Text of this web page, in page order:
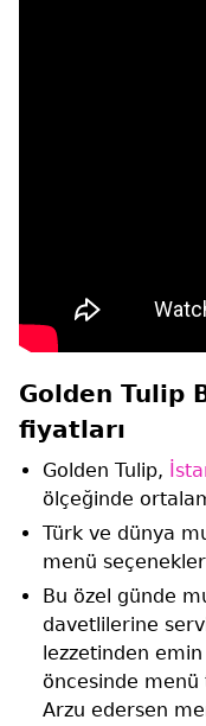
Golden Tulip
fiyatları
Golden Tulip,
ölçeğinde
Türk ve dünya
menü
Bu özel günde
davetlilerine
lezzetinden
öncesinde menü
Arzu edersen